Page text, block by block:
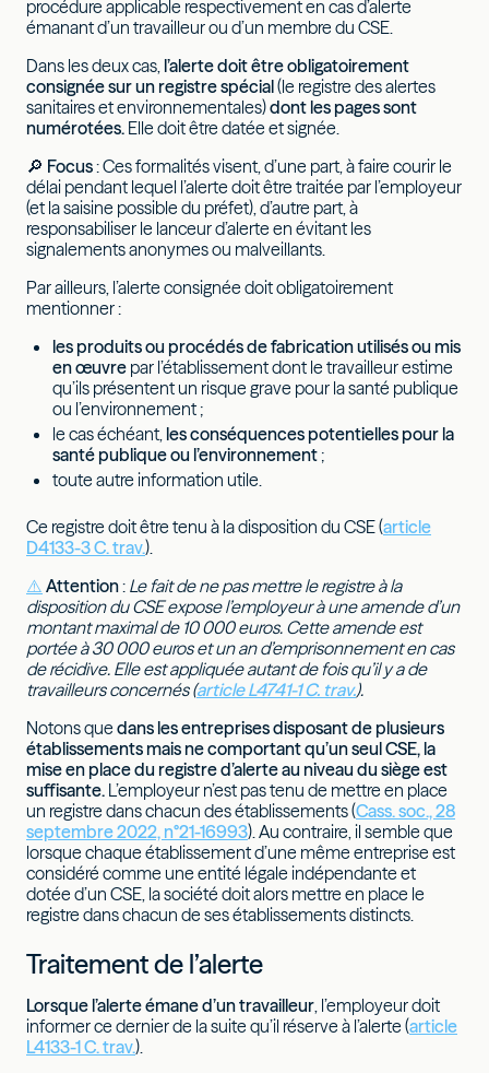
procédure applicable respectivement en cas d’alerte
émanant d’un travailleur ou d’un membre du CSE.
Dans les deux cas, l’alerte doit être obligatoirement
consignée sur un registre spécial(le registre des alertes
sanitaires et environnementales)dont les pages sont
numérotées. Elle doit être datée et signée.
🔎 Focus: Ces formalités visent, d’une part, à faire courir le
délai pendant lequel l’alerte doit être traitée par l’employeur
(et la saisine possible du préfet), d’autre part, à
responsabiliser le lanceur d’alerte en évitant les
signalements anonymes ou malveillants.
Par ailleurs, l’alerte consignée doit obligatoirement
mentionner :
les produits ou procédés de fabrication utilisés ou mis
en œuvre par l’établissement dont le travailleur estime
qu’ils présentent un risque grave pour la santé publique
ou l’environnement ;
le cas échéant, les conséquences potentielles pour la
santé publique ou l’environnement ;
toute autre information utile.
Ce registre doit être tenu à la disposition du CSE (article
D4133-3 C. trav.).
⚠️ Attention: Le fait de ne pas mettre le registre à la
disposition du CSE expose l’employeur à une amende d’un
montant maximal de 10 000 euros. Cette amende est
portée à 30 000 euros et un an d’emprisonnement en cas
de récidive. Elle est appliquée autant de fois qu’il y a de
travailleurs concernés (article L4741-1 C. trav.).
Notons que dans les entreprises disposant de plusieurs
établissements mais ne comportant qu’un seul CSE, la
mise en place du registre d’alerte au niveau du siège est
suffisante. L’employeur n’est pas tenu de mettre en place
un registre dans chacun des établissements (Cass. soc., 28
septembre 2022, n°21-16993). Au contraire, il semble que
lorsque chaque établissement d’une même entreprise est
considéré comme une entité légale indépendante et
dotée d’un CSE, la société doit alors mettre en place le
registre dans chacun de ses établissements distincts.
Traitement de l’alerte
Lorsque l’alerte émane d’un travailleur, l’employeur doit
informer ce dernier de la suite qu’il réserve à l’alerte (article
L4133-1 C. trav.).